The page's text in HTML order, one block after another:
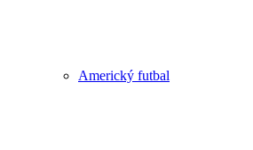
Americký futbal